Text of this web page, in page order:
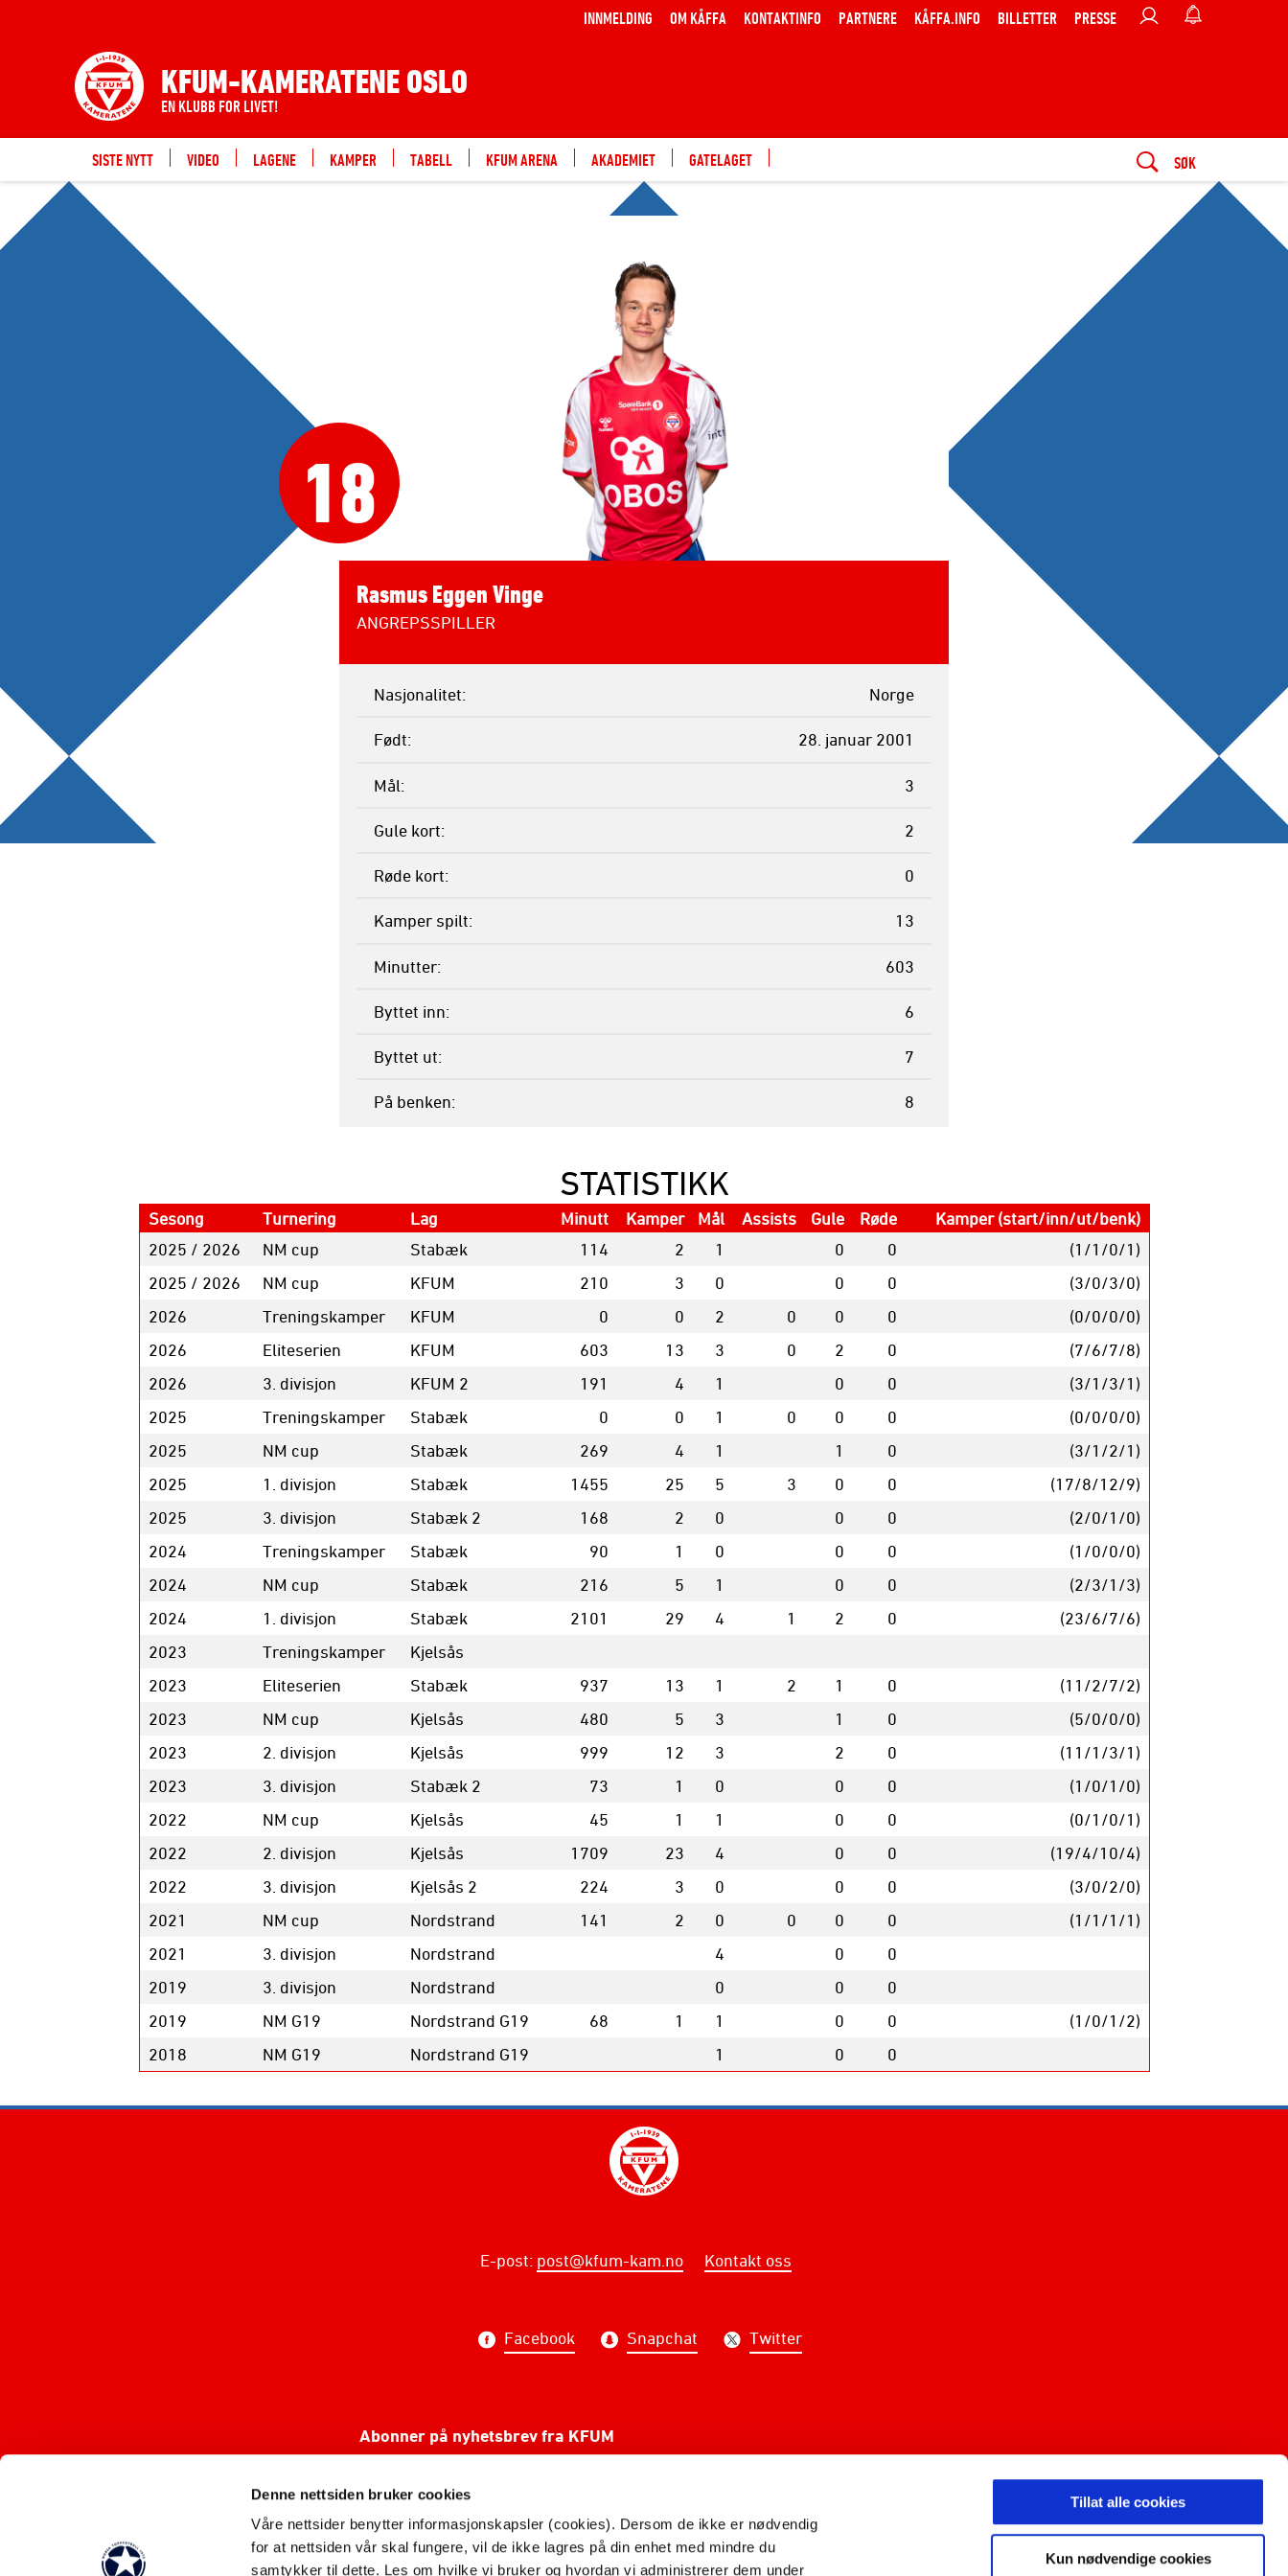
Denne nettsiden bruker cookies
Våre nettsider benytter informasjonskapsler (cookies). Dersom de ikke er nødvendig
for at nettsiden vår skal fungere, vil de ikke lagres på din enhet med mindre du
samtykker til dette. Les om hvilke vi bruker og hvordan vi administrerer dem under
Tillat alle cookies
Kun nødvendige cookies
INNMELDING OM KÅFFA KONTAKTINFO PARTNERE KÅFFA.INFO BILLETTER PRESSE
KFUM-KAMERATENE OSLO
EN KLUBB FOR LIVET!
SISTE NYTT VIDEO LAGENE KAMPER TABELL KFUM ARENA AKADEMIET GATELAGET SØK
18
Rasmus Eggen Vinge
ANGREPSSPILLER
Nasjonalitet Norge
Født 28. januar 2001
Mål 3
Gule kort 2
Røde kort 0
Kamper spilt 13
Minutter 603
Byttet inn 6
Byttet ut 7
På benken 8
STATISTIKK
Sesong Turnering Lag Minutt Kamper Mål Assists Gule Røde
Kamper (start/inn/ut/benk)
2025 / 2026
NM cup Stabæk 114 2 1 0 0
(1/1/0/1)
2025 / 2026
NM cup KFUM 210 3 0 0 0
(3/0/3/0)
2026
Treningskamper KFUM 0 0 2 0 0 0
(0/0/0/0)
2026
Eliteserien KFUM 603 13 3 0 2 0
(7/6/7/8)
2026
3. divisjon KFUM 2 191 4 1 0 0
(3/1/3/1)
2025
Treningskamper Stabæk 0 0 1 0 0 0
(0/0/0/0)
2025
NM cup Stabæk 269 4 1 1 0
(3/1/2/1)
2025
1. divisjon Stabæk 1455 25 5 3 0 0
(17/8/12/9)
2025
3. divisjon Stabæk 2 168 2 0 0 0
(2/0/1/0)
2024
Treningskamper Stabæk 90 1 0 0 0
(1/0/0/0)
2024
NM cup Stabæk 216 5 1 0 0
(2/3/1/3)
2024
1. divisjon Stabæk 2101 29 4 1 2 0
(23/6/7/6)
2023
Treningskamper
Kjelsås
2023
Eliteserien Stabæk 937 13 1 2 1 0
(11/2/7/2)
2023
NM cup Kjelsås 480 5 3 1 0
(5/0/0/0)
2023
2. divisjon Kjelsås 999 12 3 2 0
(11/1/3/1)
2023
3. divisjon Stabæk 2 73 1 0 0 0
(1/0/1/0)
2022
NM cup Kjelsås 45 1 1 0 0
(0/1/0/1)
2022
2. divisjon Kjelsås 1709 23 4 0 0
(19/4/10/4)
2022
3. divisjon Kjelsås 2 224 3 0 0 0
(3/0/2/0)
2021
NM cup Nordstrand 141 2 0 0 0 0
(1/1/1/1)
2021
3. divisjon Nordstrand 4 0
0
2019
3. divisjon Nordstrand 0 0
0
2019
NM G19 Nordstrand G19 68 1 1 0 0
(1/0/1/2)
2018
NM G19 Nordstrand G19 1 0 0
E-post: post@kfum-kam.no Kontakt oss
Facebook Snapchat Twitter
Abonner på nyhetsbrev fra KFUM